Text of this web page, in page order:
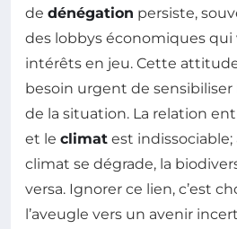
de dénégation persiste,
des lobbys économiques qui
intérêts en jeu. Cette
besoin urgent de sensibiliser
de la situation. La relation
et le climat est
climat se dégrade, la
versa. Ignorer ce lien, c’est
l’aveugle vers un avenir